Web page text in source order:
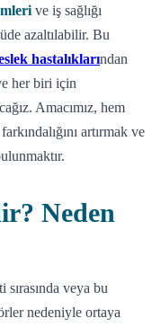
ve iş sağlığı
azaltılabilir. Bu
hastalıklarından
her biri için
Amacımız, hem
artırmak ve
Neden
veya bu
nedeniyle ortaya